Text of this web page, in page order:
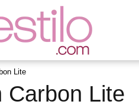
Lite
Carbon Lite